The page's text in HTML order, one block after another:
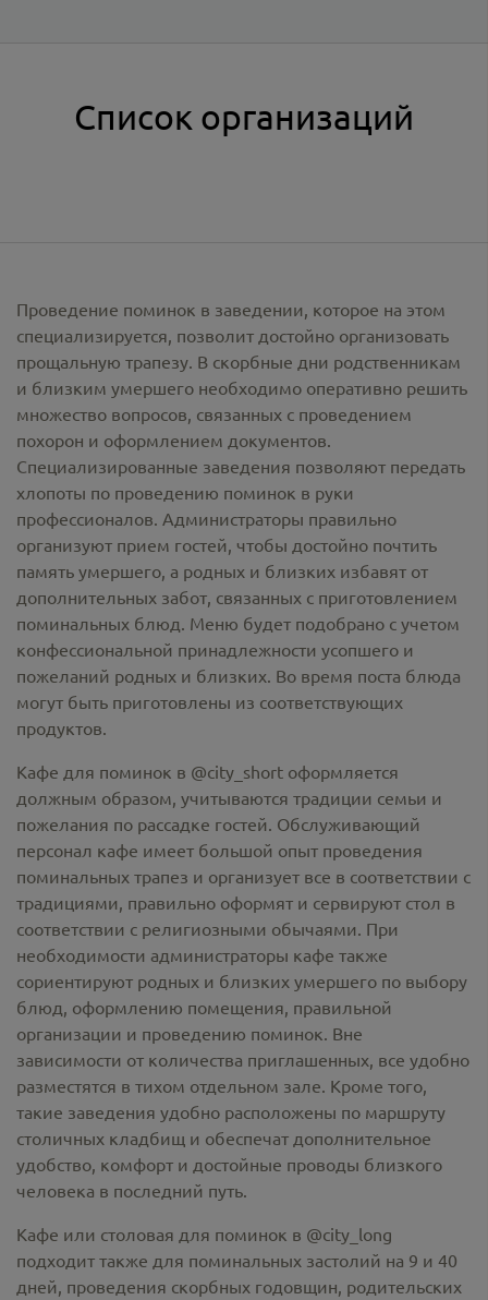
Список организаций
Проведение поминок в заведении, которое на этом
специализируется, позволит достойно организовать
прощальную трапезу. В скорбные дни родственникам
и близким умершего необходимо оперативно решить
множество вопросов, связанных с проведением
похорон и оформлением документов.
Специализированные заведения позволяют передать
хлопоты по проведению поминок в руки
профессионалов. Администраторы правильно
организуют прием гостей, чтобы достойно почтить
память умершего, а родных и близких избавят от
дополнительных забот, связанных с приготовлением
поминальных блюд. Меню будет подобрано с учетом
конфессиональной принадлежности усопшего и
пожеланий родных и близких. Во время поста блюда
могут быть приготовлены из соответствующих
продуктов.
Кафе для поминок в @city_short оформляется
должным образом, учитываются традиции семьи и
пожелания по рассадке гостей. Обслуживающий
персонал кафе имеет большой опыт проведения
поминальных трапез и организует все в соответствии с
традициями, правильно оформят и сервируют стол в
соответствии с религиозными обычаями. При
необходимости администраторы кафе также
сориентируют родных и близких умершего по выбору
блюд, оформлению помещения, правильной
организации и проведению поминок. Вне
зависимости от количества приглашенных, все удобно
разместятся в тихом отдельном зале. Кроме того,
такие заведения удобно расположены по маршруту
столичных кладбищ и обеспечат дополнительное
удобство, комфорт и достойные проводы близкого
человека в последний путь.
Кафе или столовая для поминок в @city_long
подходит также для поминальных застолий на 9 и 40
дней, проведения скорбных годовщин, родительских